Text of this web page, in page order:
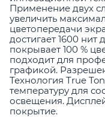
Применение двух
увеличить
цветопередачи
достигает 1600 нит
покрывает 100 %
подходит для
графикой.
Технология True
температуру для
освещения.
покрытие.